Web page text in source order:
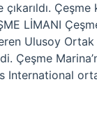
LİMANI
Ulusoy
Çeşme
International